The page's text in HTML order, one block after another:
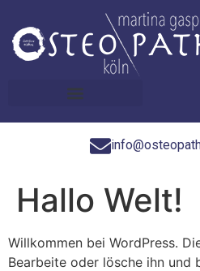
Hallo Welt!
Willkommen bei WordPress.
Bearbeite oder lösche ihn und